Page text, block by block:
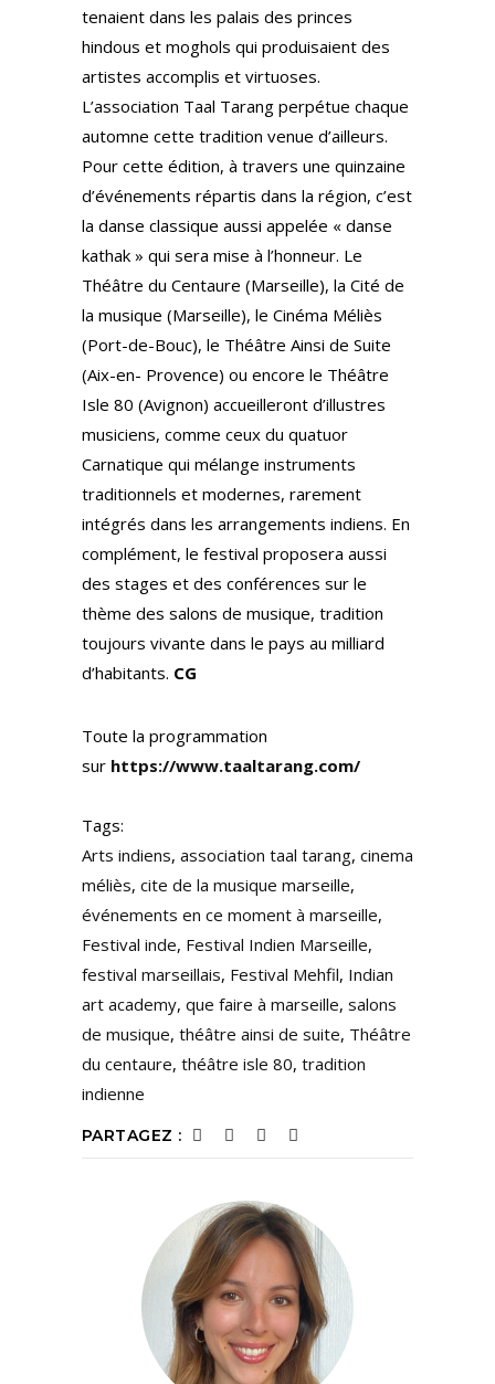
tenaient dans les palais des princes
hindous et moghols qui produisaient des
artistes accomplis et virtuoses.
L’association Taal Tarang perpétue chaque
automne cette tradition venue d’ailleurs.
Pour cette édition, à travers une quinzaine
d’événements répartis dans la région, c’est
la danse classique aussi appelée « danse
kathak » qui sera mise à l’honneur. Le
Théâtre du Centaure (Marseille), la Cité de
la musique (Marseille), le Cinéma Méliès
(Port-de-Bouc), le Théâtre Ainsi de Suite
(Aix-en- Provence) ou encore le Théâtre
Isle 80 (Avignon) accueilleront d’illustres
musiciens, comme ceux du quatuor
Carnatique qui mélange instruments
traditionnels et modernes, rarement
intégrés dans les arrangements indiens. En
complément, le festival proposera aussi
des stages et des conférences sur le
thème des salons de musique, tradition
toujours vivante dans le pays au milliard
d’habitants. CG
Toute la programmation
sur https://www.taaltarang.com/
Tags:
Arts indiens, association taal tarang, cinema
méliès, cite de la musique marseille,
événements en ce moment à marseille,
Festival inde, Festival Indien Marseille,
festival marseillais, Festival Mehfil, Indian
art academy, que faire à marseille, salons
de musique, théâtre ainsi de suite, Théâtre
du centaure, théâtre isle 80, tradition
indienne
PARTAGEZ :